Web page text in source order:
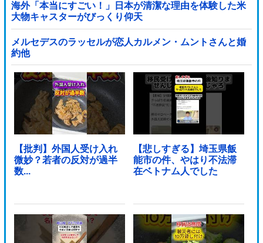
海外「本当にすごい！」日本が清潔な理由を体験した米
大物キャスターがびっくり仰天
メルセデスのラッセルが恋人カルメン・ムントさんと婚
約他
【批判】外国人受け入れ
微妙？若者の反対が過半
数...
【悲しすぎる】埼玉県飯
能市の件、やはり不法滞
在ベトナム人でした